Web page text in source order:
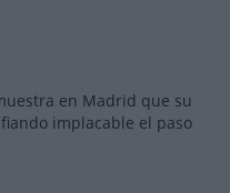
en Madrid que su
implacable el paso